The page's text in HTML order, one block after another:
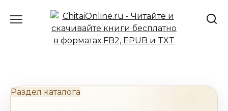
содержанию
Раздел каталога